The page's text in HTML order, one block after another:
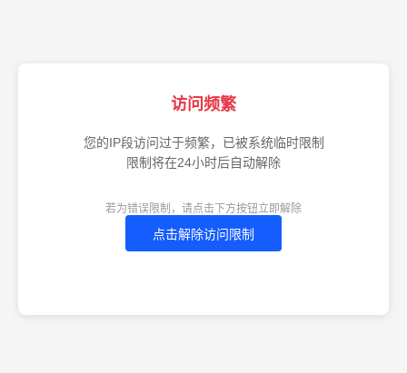
访问频繁
您的IP段访问过于频繁，已被系统临时限制
限制将在24小时后自动解除
若为错误限制，请点击下方按钮立即解除
点击解除访问限制